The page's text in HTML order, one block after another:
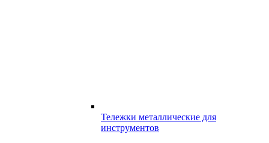
Тележки металлические для
инструментов